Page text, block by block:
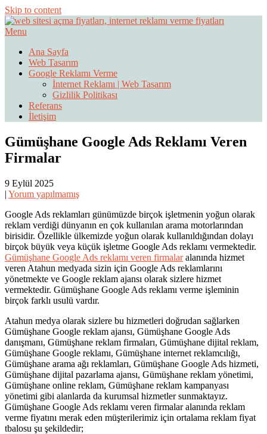
Skip to content
Web Sitesi Açma, İnternet Sitesi
Fiyatları
Menu
Ana Sayfa
Web Tasarım
Google Reklamı Verme
İnternet Reklamı | Web Tasarım
Gizlilik Politikası
Referans
İletişim
Gümüşhane Google Ads Reklamı Veren
Firmalar
9 Eylül 2025
| Yorum yapılmamış
Google Ads reklamları günümüzde birçok işletmenin yoğun olarak
reklam verdiği dünyanın en çok kullanılan arama motorlarından
birisidir. Özellikle ülkemizde yoğun olarak kullanıldığından dolayı
birçok büyük veya küçük işletme Google Ads reklamı vermektedir.
Gümüşhane Google Ads reklamı veren firmalaralanında hizmet
veren Atahun medyada sizin için Google Ads reklamlarını
yönetmekte ve Google reklam ajansı olarak sizlere hizmet
vermektedir. Gümüşhane Google Ads reklamı verme işleminin
birçok farklı usulü vardır.
Atahun medya olarak sizlere bu hizmetleri doğrudan sağlarken
Gümüşhane Google reklam ajansı, Gümüşhane Google Ads
danışmanı, Gümüşhane reklam firmaları, Gümüşhane dijital reklam,
Gümüşhane Google reklamı, Gümüşhane internet reklamcılığı,
Gümüşhane arama ağı reklamları, Gümüşhane Google Ads hizmeti,
Gümüşhane dijital pazarlama ajansı, Gümüşhane reklam yönetimi,
Gümüşhane online reklam, Gümüşhane reklam kampanyası
yönetimi gibi alanlarda da kurumsal hizmetler sunmaktayız.
Gümüşhane Google Ads reklamı veren firmalar alanında reklam
verme fiyatını merak eden müşterilerimiz için ortalama reklam fiyat
tbalosu şu şekildedir;